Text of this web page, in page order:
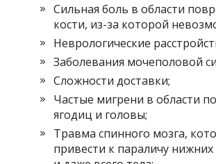
Сильная боль в области
кости, из-за которой
Неврологические
Заболевания мочеполовой
Сложности доставки;
Частые мигрени в области
ягодиц и головы;
Травма спинного мозга,
привести к параличу